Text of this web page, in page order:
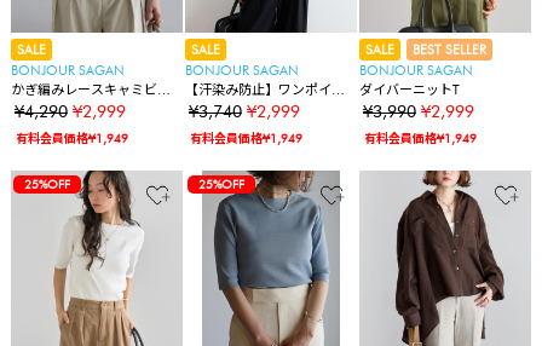
SALE
BONJOUR SAGAN
かぎ編みレースキャミビス
チェ
¥4,290 ¥2,999
有料会員価格¥1,949
SALE
BONJOUR SAGAN
【汗染み防止】ワンポイン
ト刺繍フレンチスリーブTシ
ャツ
¥3,740 ¥2,999
有料会員価格¥1,949
SALE
BEST SELLER
BONJOUR SAGAN
ダイバーニットT
¥3,990 ¥2,999
有料会員価格¥1,949
25%OFF 25%OFF